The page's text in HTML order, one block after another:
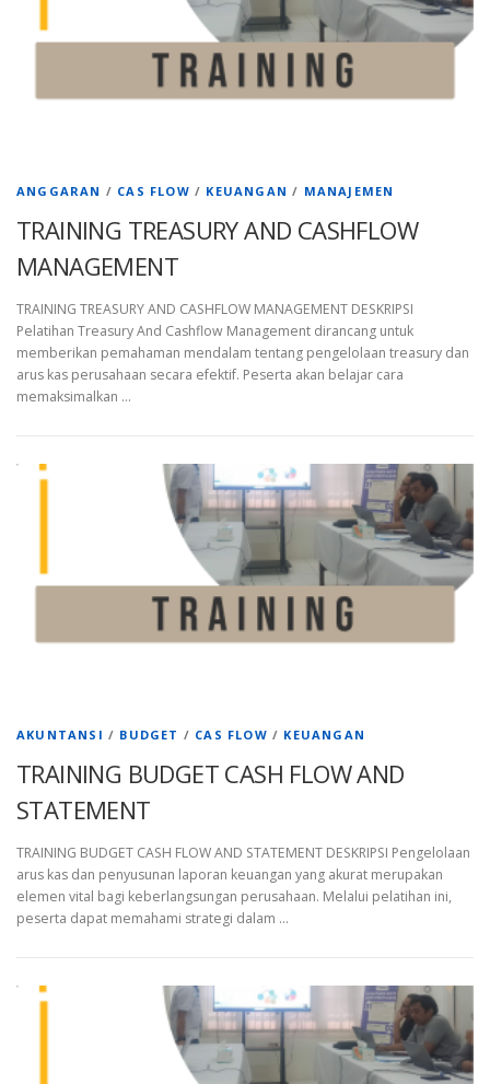
ANGGARAN / CAS FLOW / KEUANGAN / MANAJEMEN
TRAINING TREASURY AND CASHFLOW
MANAGEMENT
TRAINING TREASURY AND CASHFLOW MANAGEMENT DESKRIPSI
Pelatihan Treasury And Cashflow Management dirancang untuk
memberikan pemahaman mendalam tentang pengelolaan treasury dan
arus kas perusahaan secara efektif. Peserta akan belajar cara
memaksimalkan …
AKUNTANSI / BUDGET / CAS FLOW / KEUANGAN
TRAINING BUDGET CASH FLOW AND
STATEMENT
TRAINING BUDGET CASH FLOW AND STATEMENT DESKRIPSI Pengelolaan
arus kas dan penyusunan laporan keuangan yang akurat merupakan
elemen vital bagi keberlangsungan perusahaan. Melalui pelatihan ini,
peserta dapat memahami strategi dalam …